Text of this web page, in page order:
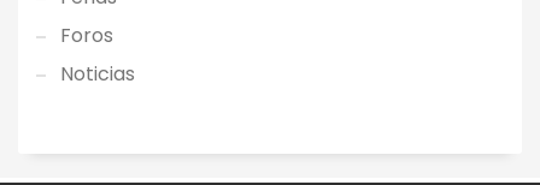
Foros
Noticias